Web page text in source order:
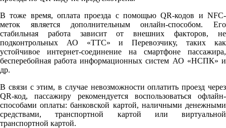
В тоже время, оплата проезда с помощью QR-кодов и NFC-
меток является дополнительным онлайн-способом. Его
стабильная работа зависит от внешних факторов, не
подконтрольных АО «ТТС» и Перевозчику, таких как
устойчивое интернет-соединение на смартфоне пассажира,
бесперебойная работа информационных систем АО «НСПК» и
др.
В связи с этим, в случае невозможности оплатить проезд через
QR-код, пассажиру рекомендуется воспользоваться офлайн-
способами оплаты: банковской картой, наличными денежными
средствами, транспортной картой или виртуальной
транспортной картой.